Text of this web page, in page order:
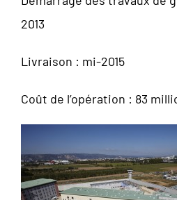
2013
Livraison : mi-2015
Coût de l’opération : 83